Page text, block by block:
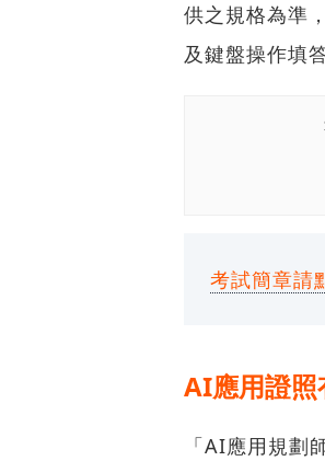
供之規格為準
及鍵盤操作填
考試簡章請
AI應用證照
「AI應用規劃